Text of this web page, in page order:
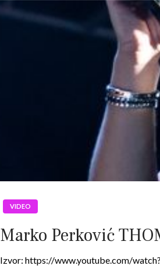
VIDEO
Marko Perković
Izvor: https://www.youtube.com/